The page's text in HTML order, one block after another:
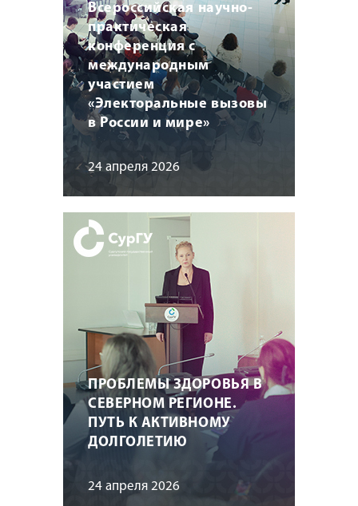
Всероссийская научно-
практическая
конференция с
международным
участием
«Электоральные вызовы
в России и мире»
24 апреля 2026
ПРОБЛЕМЫ ЗДОРОВЬЯ В
СЕВЕРНОМ РЕГИОНЕ.
ПУТЬ К АКТИВНОМУ
ДОЛГОЛЕТИЮ
24 апреля 2026